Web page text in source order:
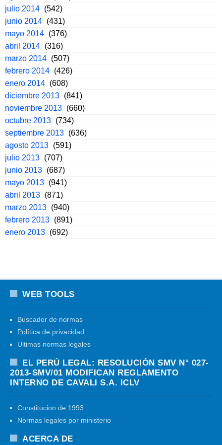
julio 2014 (542)
junio 2014 (431)
mayo 2014 (376)
abril 2014 (316)
marzo 2014 (507)
febrero 2014 (426)
enero 2014 (608)
diciembre 2013 (841)
noviembre 2013 (660)
octubre 2013 (734)
septiembre 2013 (636)
agosto 2013 (591)
julio 2013 (707)
junio 2013 (687)
mayo 2013 (941)
abril 2013 (871)
marzo 2013 (940)
febrero 2013 (891)
enero 2013 (692)
WEB TOOLS
Buscador de normas
Política de privacidad
Ultimas normas legales
EL PERÚ LEGAL: RESOLUCIÓN SMV N° 027-
2013-SMV/01 MODIFICAN REGLAMENTO
INTERNO DE CAVALI S.A. ICLV
Constitucion de 1993
Normas legales por ministerio
ACERCA DE